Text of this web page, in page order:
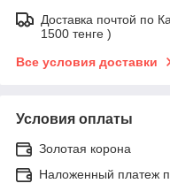
Доставка почтой по
1500 тенге )
Все условия доставки
Условия оплаты
Золотая корона
Наложенный платеж